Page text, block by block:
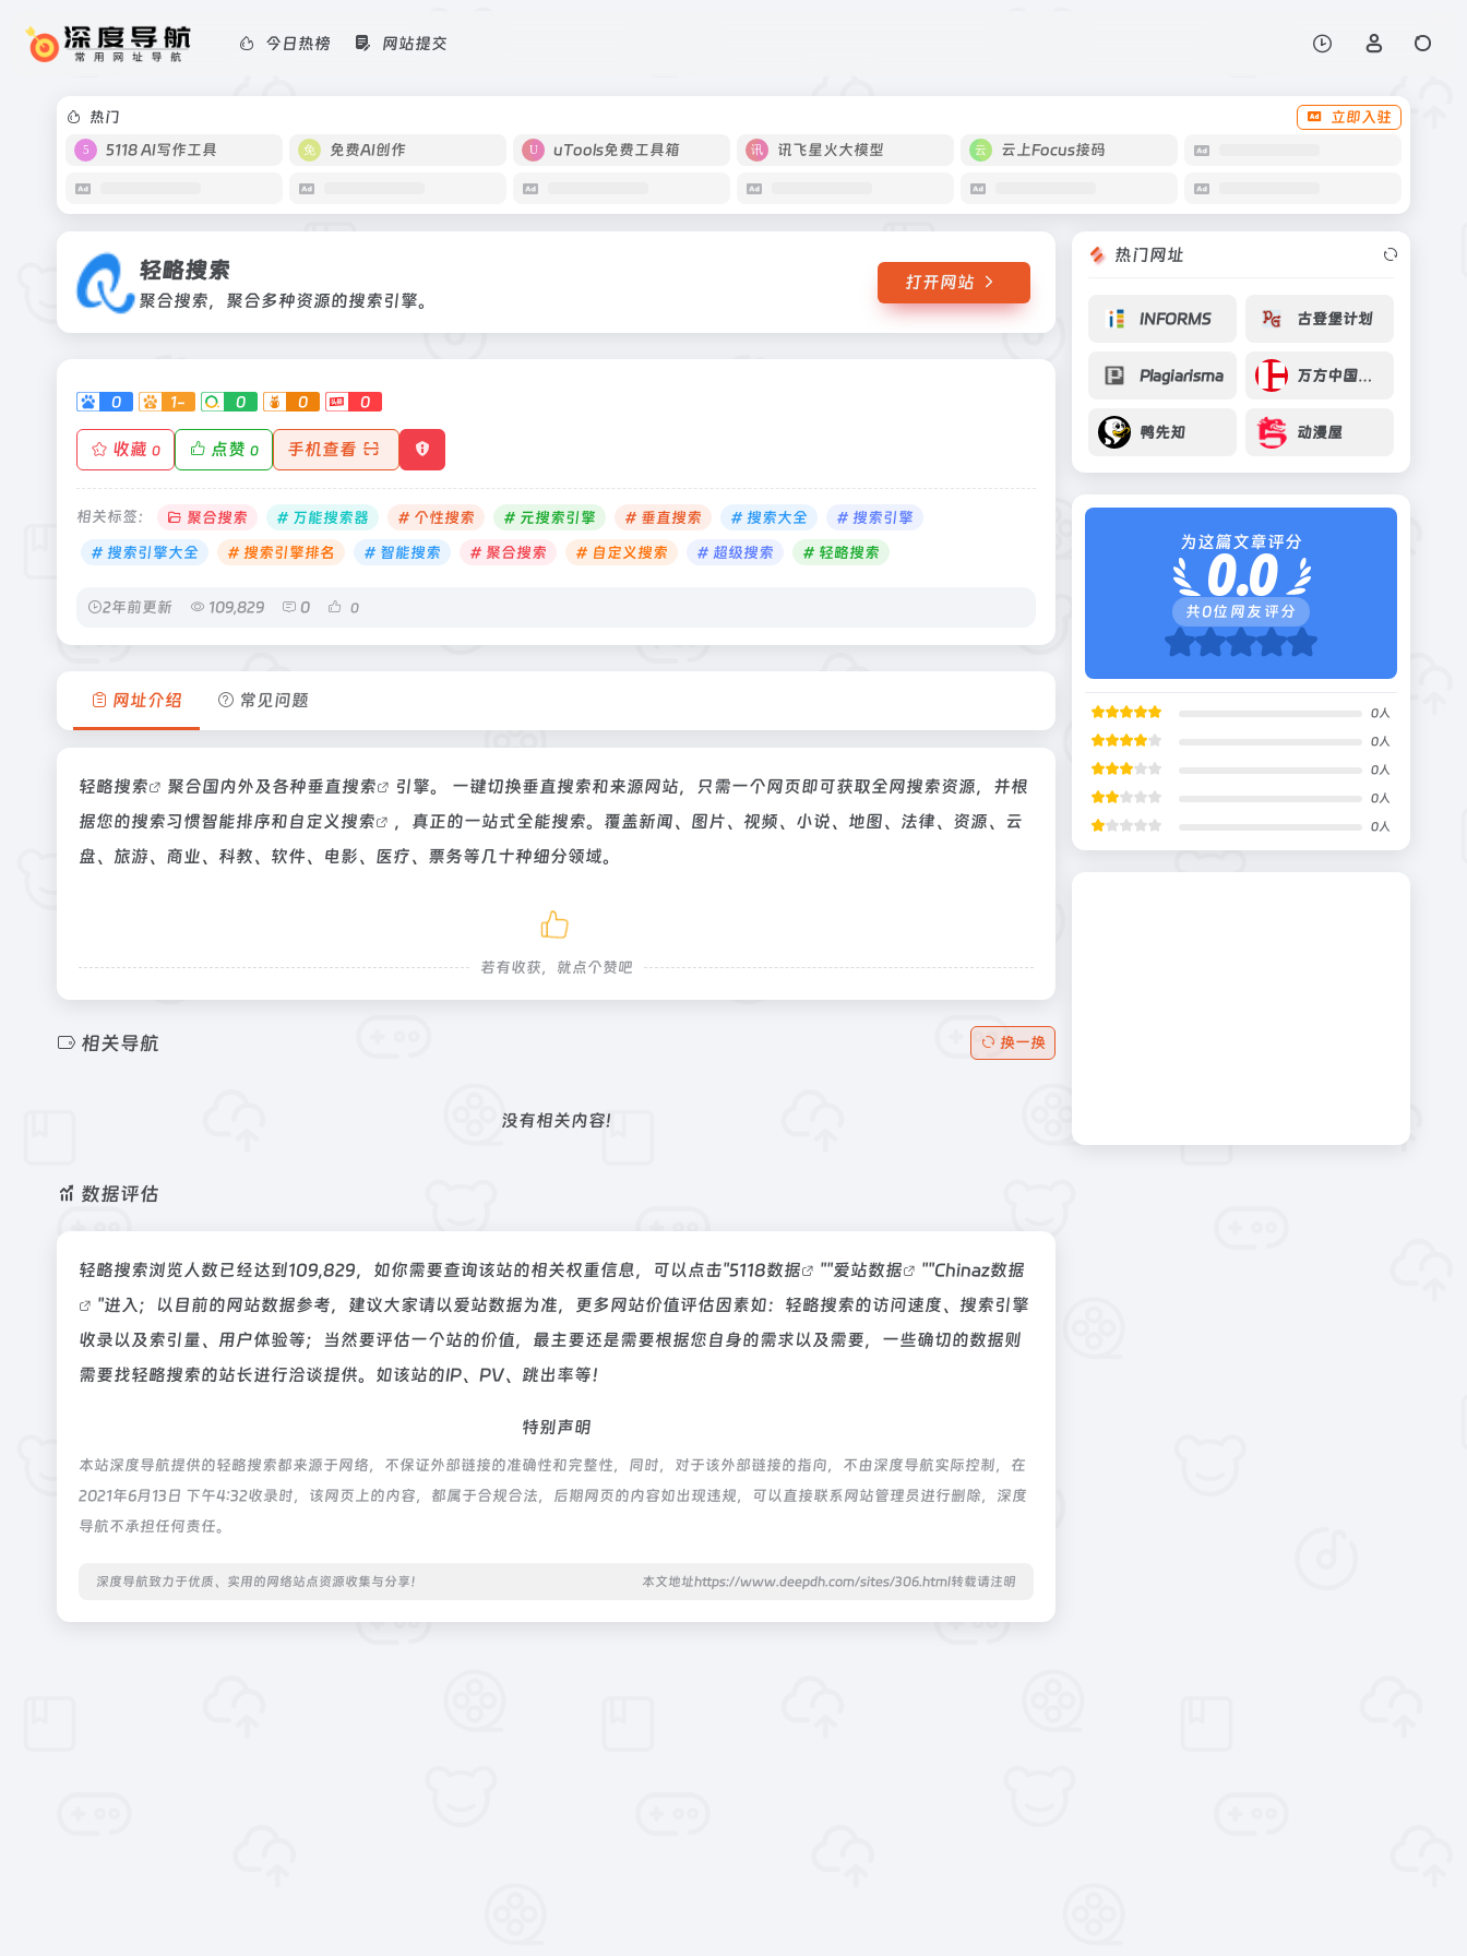
今日热榜 网站提交
热门
立即入驻
5118 AI写作工具
免费AI创作 uTools免费工具箱 讯飞星火大模型 云上Focus接码
轻略搜索
聚合搜索，聚合多种资源的搜索引擎。
打开网站
0 1- 0 0 0
收藏 0 点赞 0 手机查看
相关标签： 聚合搜索 # 万能搜索器 # 个性搜索 # 元搜索引擎 # 垂直搜索 # 搜索大全
# 搜索引擎
# 搜索引擎大全
# 搜索引擎排名 # 智能搜索 # 聚合搜索 # 自定义搜索 # 超级搜索 # 轻略搜索
2年前更新 109,829 0 0
网址介绍 常见问题
轻略搜索 聚合国内外及各种垂直搜索
引擎。 一键切换垂直搜索和来源网站，只需一个网页即可获取全网搜索资源，并根
据您的搜索习惯智能排序和自定义搜索
，真正的一站式全能搜索。覆盖新闻、图片、视频、小说、地图、法律、资源、云
盘、旅游、商业、科教、软件、电影、医疗、票务等几十种细分领域。
若有收获，就点个赞吧
相关导航 换一换
没有相关内容!
数据评估
轻略搜索浏览人数已经达到109,829，如你需要查询该站的相关权重信息，可以点击"5118数据 ""爱站数据 ""Chinaz数据
"进入；以目前的网站数据参考，建议大家请以爱站数据为准，更多网站价值评估因素如：轻略搜索的访问速度、搜索引擎
收录以及索引量、用户体验等；当然要评估一个站的价值，最主要还是需要根据您自身的需求以及需要，一些确切的数据则
需要找轻略搜索的站长进行洽谈提供。如该站的IP、PV、跳出率等！
特别声明
本站深度导航提供的轻略搜索都来源于网络，不保证外部链接的准确性和完整性，同时，对于该外部链接的指向，不由深度导航实际控制，在
2021年6月13日 下午4:32收录时，该网页上的内容，都属于合规合法，后期网页的内容如出现违规，可以直接联系网站管理员进行删除，深度
导航不承担任何责任。
深度导航致力于优质、实用的网络站点资源收集与分享！ 本文地址https://www.deepdh.com/sites/306.html转载请注明
热门网址
INFORMS 古登堡计划
Plagiarisma 万方中国学位论文全文
鸭先知 动漫屋
为这篇文章评分
0.0
共0位网友评分
0人
0人
0人
0人
0人